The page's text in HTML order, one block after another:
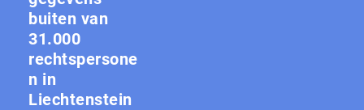
buiten van
31.000
rechtspersone
n in
Liechtenstein